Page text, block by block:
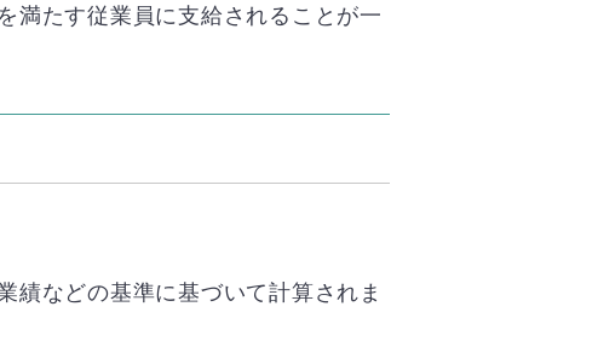
満たす従業員に支給されることが一
績などの基準に基づいて計算されま